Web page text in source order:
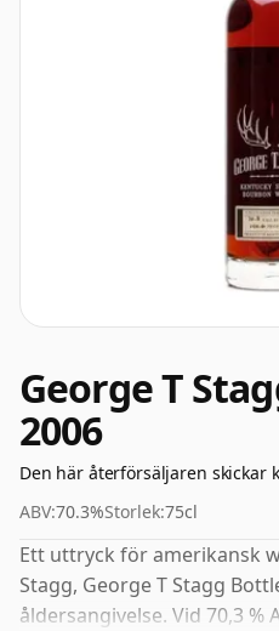
George T
2006
Den här återförsäljaren skickar
ABV:70.3%Storlek:75cl
Ett uttryck för amerikansk
Stagg, George T Stagg
åldersangivelse. Vid 70,3 %